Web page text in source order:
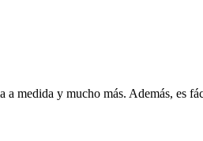
a medida y mucho más. Además, es